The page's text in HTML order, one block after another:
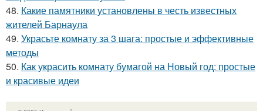
48. Какие памятники установлены в честь известных
жителей Барнаула
49. Украсьте комнату за 3 шага: простые и эффективные
методы
50. Как украсить комнату бумагой на Новый год: простые
и красивые идеи